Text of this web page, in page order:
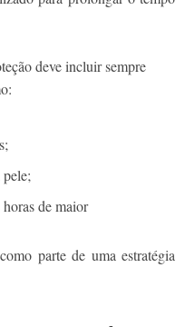
deve incluir sempre
de maior
parte de uma estratégia